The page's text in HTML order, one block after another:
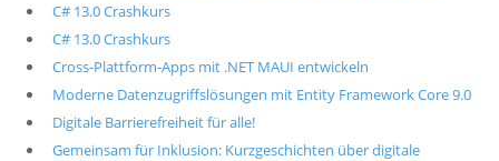
C# 13.0 Crashkurs
C# 13.0 Crashkurs
Cross-Plattform-Apps mit .NET MAUI entwickeln
Moderne Datenzugriffslösungen mit Entity Framework Core 9.0
Digitale Barrierefreiheit für alle!
Gemeinsam für Inklusion: Kurzgeschichten über digitale